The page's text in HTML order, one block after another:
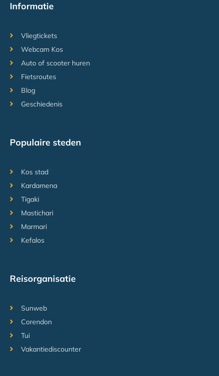
Informatie
Vliegtickets
Webcam Kos
Auto of scooter huren
Fietsroutes
Blog
Geschiedenis
Populaire steden
Kos stad
Kardamena
Tigaki
Mastichari
Marmari
Kefalos
Reisorganisatie
Sunweb
Corendon
Tui
Vakantiediscounter